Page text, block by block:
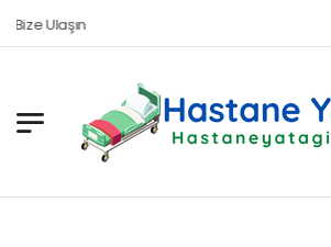
Bize Ulaşın